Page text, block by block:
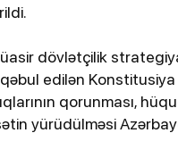
dövlətçilik
edilən
qorunması,
yürüdülməsi